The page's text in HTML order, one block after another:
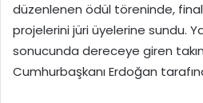
düzenlenen ödül töreninde,
projelerini jüri üyelerine sundu.
sonucunda dereceye giren
Cumhurbaşkanı Erdoğan